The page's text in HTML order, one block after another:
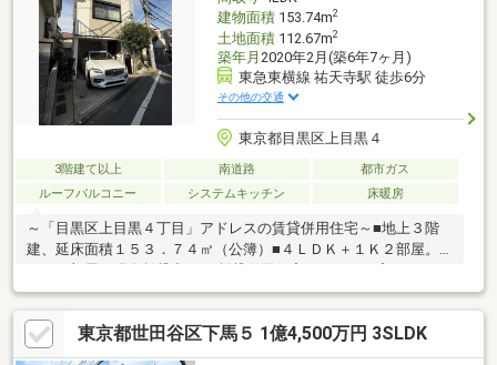
建物面積153.74m2
土地面積112.67m2
築年月 2020年2月(築6年7ヶ月)
東急東横線 祐天寺駅 徒歩6分
その他の交通
東京都目黒区上目黒４
3階建て以上 南道路
都市ガス
ルーフバルコニー
システムキッチン 床暖房
～「目黒区上目黒４丁目」アドレスの賃貸併用住宅～■地上３階
建、延床面積１５３．７４㎡（公簿）■４ＬＤＫ＋１Ｋ２部屋。
利用する場合、賃貸部分の家賃収入でローンの返済を一部賄える
ため返済負担を軽減できます。■ルーフバルコニー・サンルーム
有■床下収納・備蓄庫３箇所有■ＬＤには床暖房有■主寝室約６帖■
南向き、陽当たり良好■南側前面道路幅員７ｍに７．４ｍ接道■駐
東京都世田谷区下馬５ 1億4,500万円 3SLDK